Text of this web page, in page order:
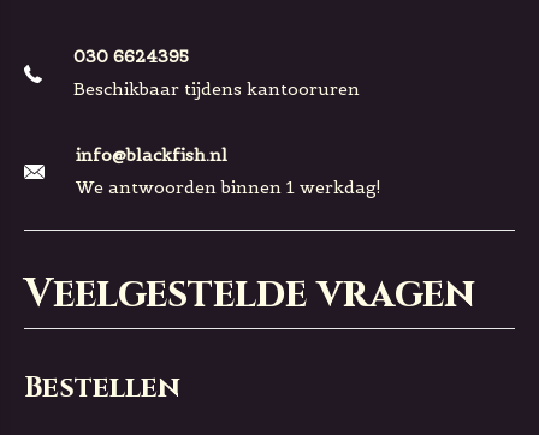
030 6624395
Beschikbaar tijdens kantooruren
info@blackfish.nl
We antwoorden binnen 1 werkdag!
Veelgestelde vragen
Bestellen